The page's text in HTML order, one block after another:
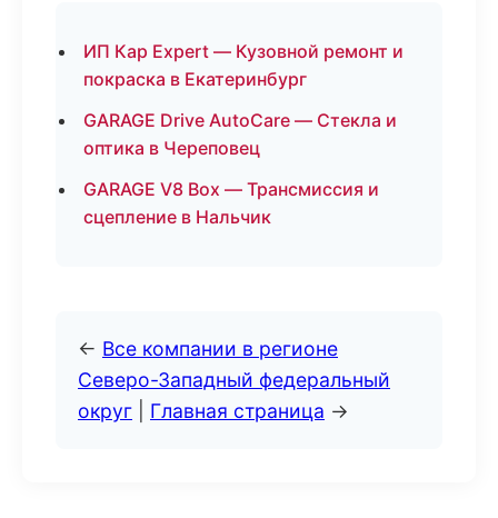
ИП Кар Expert — Кузовной ремонт и
покраска в Екатеринбург
GARAGE Drive AutoCare — Стекла и
оптика в Череповец
GARAGE V8 Box — Трансмиссия и
сцепление в Нальчик
← Все компании в регионе
Северо-Западный федеральный
округ
Главная страница →